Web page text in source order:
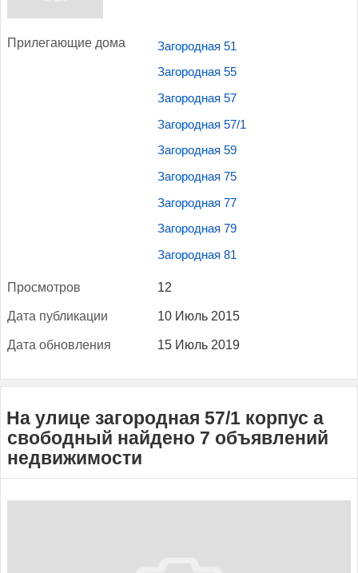
При­лега­ющие до­ма Загородная 51
Загородная 55
Загородная 57
Загородная 57/1
Загородная 59
Загородная 75
Загородная 77
Загородная 79
Загородная 81
Прос­мотров 12
Да­та пуб­ли­кации 10 Июль 2015
Да­та об­новле­ния 15 Июль 2019
На улице загородная 57/1 корпус a
свободный найдено 7 объявлений
недвижимости